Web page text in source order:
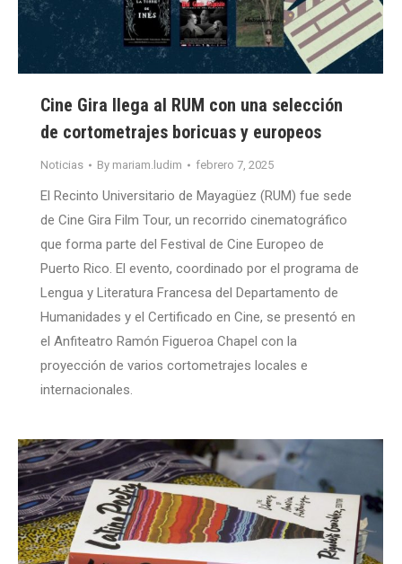
Cine Gira llega al RUM con una selección
de cortometrajes boricuas y europeos
Noticias By mariam.ludim febrero 7, 2025
El Recinto Universitario de Mayagüez (RUM) fue sede
de Cine Gira Film Tour, un recorrido cinematográfico
que forma parte del Festival de Cine Europeo de
Puerto Rico. El evento, coordinado por el programa de
Lengua y Literatura Francesa del Departamento de
Humanidades y el Certificado en Cine, se presentó en
el Anfiteatro Ramón Figueroa Chapel con la
proyección de varios cortometrajes locales e
internacionales.